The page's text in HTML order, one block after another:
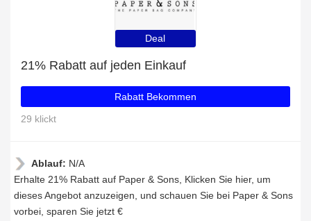
Deal
21% Rabatt auf jeden Einkauf
Rabatt Bekommen
29 klickt
Ablauf: N/A
Erhalte 21% Rabatt auf Paper & Sons, Klicken Sie hier, um
dieses Angebot anzuzeigen, und schauen Sie bei Paper & Sons
vorbei, sparen Sie jetzt €